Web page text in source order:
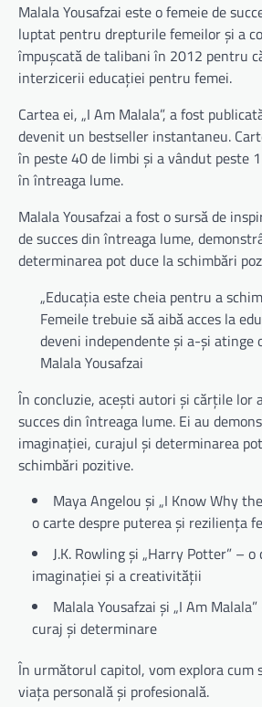
Malala Yousafzai este o femeie de
luptat pentru drepturile femeilor și a
împușcată de talibani în 2012 pentru
interzicerii educației pentru femei.
Cartea ei, „I Am Malala”, a fost
devenit un bestseller instantaneu.
în peste 40 de limbi și a vândut peste
în întreaga lume.
Malala Yousafzai a fost o sursă de
de succes din întreaga lume,
determinarea pot duce la schimbări
„Educația este cheia pentru a
Femeile trebuie să aibă acces la
deveni independente și a-și atinge
Malala Yousafzai
În concluzie, acești autori și cărțile lor
succes din întreaga lume. Ei au
imaginației, curajul și determinarea
schimbări pozitive.
Maya Angelou și „I Know Why
o carte despre puterea și reziliența
J.K. Rowling și „Harry Potter” –
imaginației și a creativității
Malala Yousafzai și „I Am
curaj și determinare
În următorul capitol, vom explora cum
viața personală și profesională.